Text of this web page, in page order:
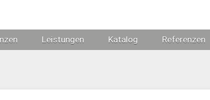
Leistungen Katalog Referenzen